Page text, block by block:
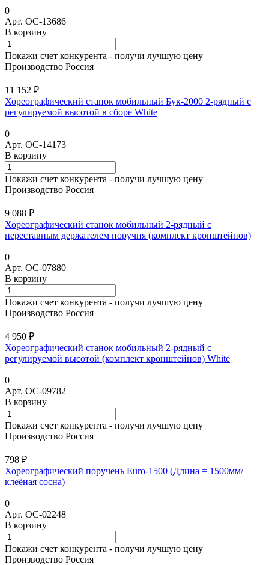
0
Арт. ОС-13686
В корзину
Покажи счет конкурента - получи лучшую цену
Производство Россия
11 152 ₽
Хореографический станок мобильный Бук-2000 2-рядный с
регулируемой высотой в сборе White
0
Арт. ОС-14173
В корзину
Покажи счет конкурента - получи лучшую цену
Производство Россия
9 088 ₽
Хореографический станок мобильный 2-рядный с
переставным держателем поручня (комплект кронштейнов)
0
Арт. ОС-07880
В корзину
Покажи счет конкурента - получи лучшую цену
Производство Россия
4 950 ₽
Хореографический станок мобильный 2-рядный с
регулируемой высотой (комплект кронштейнов) White
0
Арт. ОС-09782
В корзину
Покажи счет конкурента - получи лучшую цену
Производство Россия
798 ₽
Хореографический поручень Euro-1500 (Длина = 1500мм/
клеёная сосна)
0
Арт. ОС-02248
В корзину
Покажи счет конкурента - получи лучшую цену
Производство Россия